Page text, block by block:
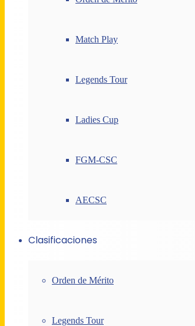
Match Play
Legends Tour
Ladies Cup
FGM-CSC
AECSC
Clasificaciones
Orden de Mérito
Legends Tour